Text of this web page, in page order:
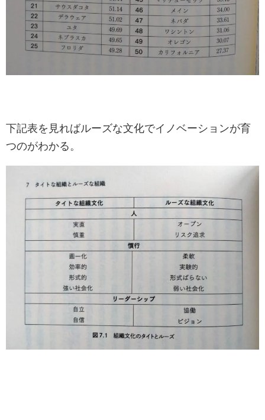
下記表を見ればルーズな文化でイノベーションが育
つのがわかる。